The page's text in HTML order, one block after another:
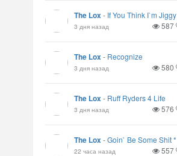
The Lox- If You Think I`m Jiggy
3 дня назад 587
The Lox- Recognize
3 дня назад 580
The Lox- Ruff Ryders 4 Life
3 дня назад 576
The Lox-Goin` Be Some Shit *
22 часа назад 557